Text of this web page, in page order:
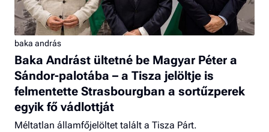
baka andrás
Baka Andrást ültetné be Magyar Péter a
Sándor-palotába – a Tisza jelöltje is
felmentette Strasbourgban a sortűzperek
egyik fő vádlottját
Méltatlan államfőjelöltet talált a Tisza Párt.